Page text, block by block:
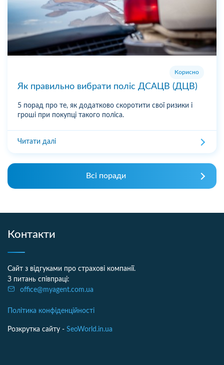
Корисно
Як правильно вибрати поліс ДСАЦВ (ДЦВ)
5 порад про те, як додатково скоротити свої ризики і
гроші при покупці такого поліса.
Читати далі
Всі поради
Контакти
Сайт з відгуками про страхові компанії.
З питань співпраці:
office@myagent.com.ua
Політика конфіденційності
Розкрутка сайту - SeoWorld.in.ua